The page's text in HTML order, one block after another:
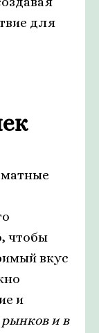
для
чтобы
вкус
и
и в